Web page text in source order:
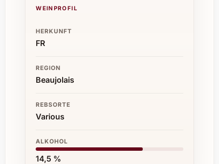
WEINPROFIL
HERKUNFT
FR
REGION
Beaujolais
REBSORTE
Various
ALKOHOL
14,5 %